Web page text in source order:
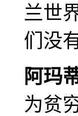
兰世
们没
阿玛
为贫